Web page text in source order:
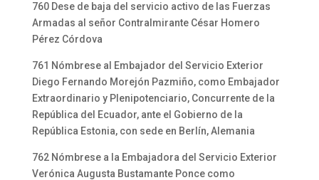
760 Dese de baja del servicio activo de las Fuerzas
Armadas al señor Contralmirante César Homero
Pérez Córdova
761 Nómbrese al Embajador del Servicio Exterior
Diego Fernando Morejón Pazmiño, como Embajador
Extraordinario y Plenipotenciario, Concurrente de la
República del Ecuador, ante el Gobierno de la
República Estonia, con sede en Berlín, Alemania
762 Nómbrese a la Embajadora del Servicio Exterior
Verónica Augusta Bustamante Ponce como